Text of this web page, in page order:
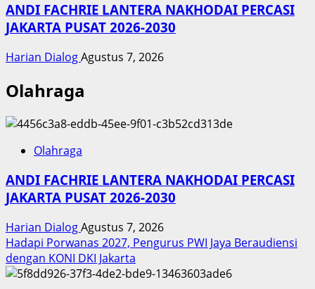
ANDI FACHRIE LANTERA NAKHODAI PERCASI
JAKARTA PUSAT 2026-2030
Harian DialogAgustus 7, 2026
Olahraga
Olahraga
ANDI FACHRIE LANTERA NAKHODAI PERCASI
JAKARTA PUSAT 2026-2030
Harian DialogAgustus 7, 2026
Hadapi Porwanas 2027, Pengurus PWI Jaya Beraudiensi
dengan KONI DKI Jakarta